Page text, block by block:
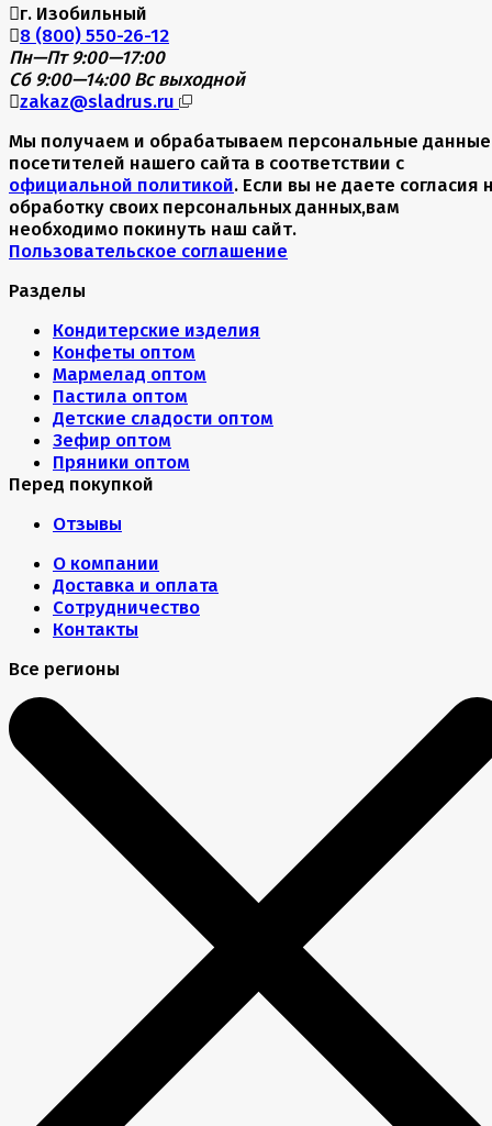
г. Изобильный
8 (800) 550-26-12
Пн—Пт 9:00—17:00
Сб 9:00—14:00 Вс выходной
zakaz@sladrus.ru
Мы получаем и обрабатываем персональные данные
посетителей нашего сайта в соответствии с
официальной политикой. Если вы не даете согласия
обработку своих персональных данных,вам
необходимо покинуть наш сайт.
Пользовательское соглашение
Разделы
Кондитерские изделия
Конфеты оптом
Мармелад оптом
Пастила оптом
Детские сладости оптом
Зефир оптом
Пряники оптом
Перед покупкой
Отзывы
О компании
Доставка и оплата
Сотрудничество
Контакты
Все регионы